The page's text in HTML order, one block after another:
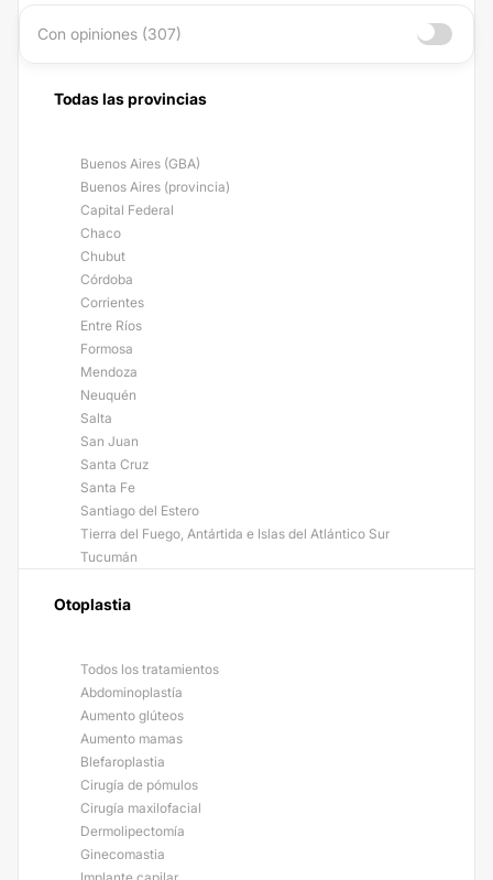
Con opiniones (307)
Todas las provincias
Buenos Aires (GBA)
Buenos Aires (provincia)
Capital Federal
Chaco
Chubut
Córdoba
Corrientes
Entre Ríos
Formosa
Mendoza
Neuquén
Salta
San Juan
Santa Cruz
Santa Fe
Santiago del Estero
Tierra del Fuego, Antártida e Islas del Atlántico Sur
Tucumán
Otoplastia
Todos los tratamientos
Abdominoplastía
Aumento glúteos
Aumento mamas
Blefaroplastia
Cirugía de pómulos
Cirugía maxilofacial
Dermolipectomía
Ginecomastia